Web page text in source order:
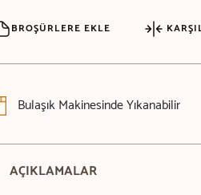
BROŞÜRLERE EKLE
Bulaşık Makinesinde Yıkanabilir
AÇIKLAMALAR